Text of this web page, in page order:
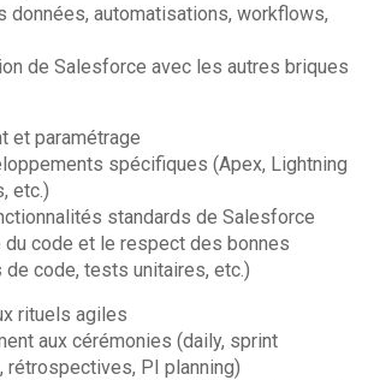
données, automatisations, workflows,
de Salesforce avec les autres briques
et paramétrage
spécifiques (Apex, Lightning
etc.)
standards de Salesforce
du code et le respect des bonnes
code, tests unitaires, etc.)
rituels agiles
aux cérémonies (daily, sprint
rétrospectives, PI planning)